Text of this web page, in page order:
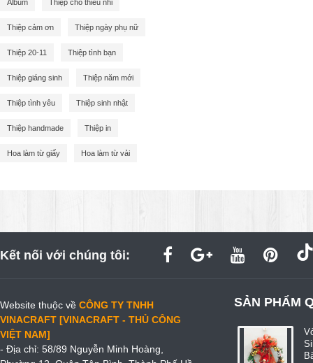
Album Thiệp cho thiếu nhi
Thiệp cảm ơn Thiệp ngày phụ nữ
Thiệp 20-11 Thiệp tình bạn
Thiệp giáng sinh Thiệp năm mới
Thiệp tình yêu Thiệp sinh nhật
Thiệp handmade Thiệp in
Hoa làm từ giấy Hoa làm từ vải
Kết nối với chúng tôi:
Website thuộc về CÔNG TY TNHH
VINACRAFT [VINACRAFT - THỦ CÔNG
VIỆT NAM]
- Địa chỉ: 58/89 Nguyễn Minh Hoàng,
SẢN PHẨM